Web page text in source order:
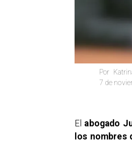
Por
7 de
​El abogado
los nombres